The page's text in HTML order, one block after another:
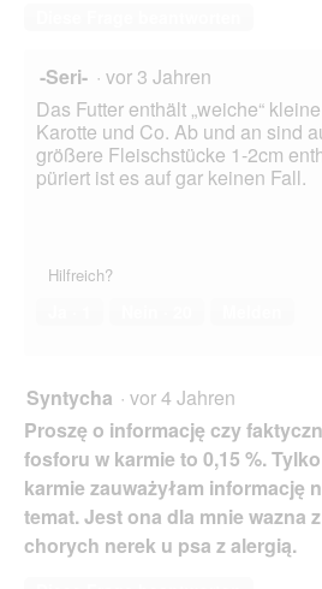
-Seri- · vor 3 Jahren
Das Futter enthält „weiche“
Karotte und Co. Ab und an sind
größere Fleischstücke 1-2cm
püriert ist es auf gar keinen Fall.
Hilfreich?
Syntycha · vor 4 Jahren
Proszę o informację czy
fosforu w karmie to 0,15 %.
karmie zauważyłam informację
temat. Jest ona dla mnie wazna
chorych nerek u psa z alergią.